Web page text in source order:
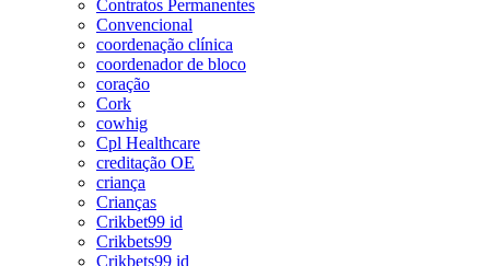
Contratos Permanentes
Convencional
coordenação clínica
coordenador de bloco
coração
Cork
cowhig
Cpl Healthcare
creditação OE
criança
Crianças
Crikbet99 id
Crikbets99
Crikbets99 id